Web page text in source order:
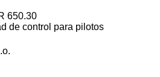
650.30
de control para pilotos